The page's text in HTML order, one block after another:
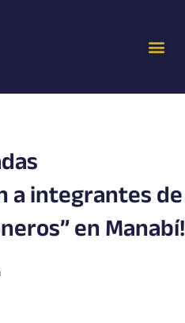
a integrantes de
en Manabí!